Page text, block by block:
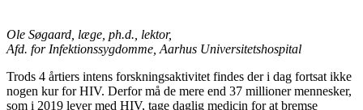
Ole Søgaard, læge, ph.d., lektor,
Afd. for Infektionssygdomme, Aarhus Universitetshospital
Trods 4 årtiers intens forskningsaktivitet findes der i dag fortsat ikke
nogen kur for HIV. Derfor må de mere end 37 millioner mennesker,
som i 2019 lever med HIV, tage daglig medicin for at bremse